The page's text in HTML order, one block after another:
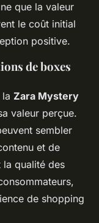
que la valeur
le coût initial
positive.
de boxes
Zara Mystery
valeur perçue.
sembler
et de
la qualité des
de shopping